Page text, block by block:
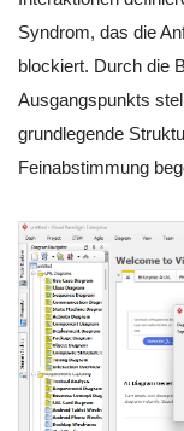
Syndrom, das die
blockiert. Durch die
Ausgangspunkts
grundlegende
Feinabstimmung